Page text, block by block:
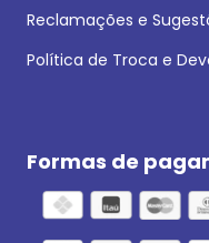
Reclamações e
Política de Troca e
Formas de